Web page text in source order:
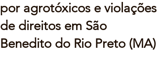
por agrotóxicos e violações
de direitos em São
Benedito do Rio Preto (MA)